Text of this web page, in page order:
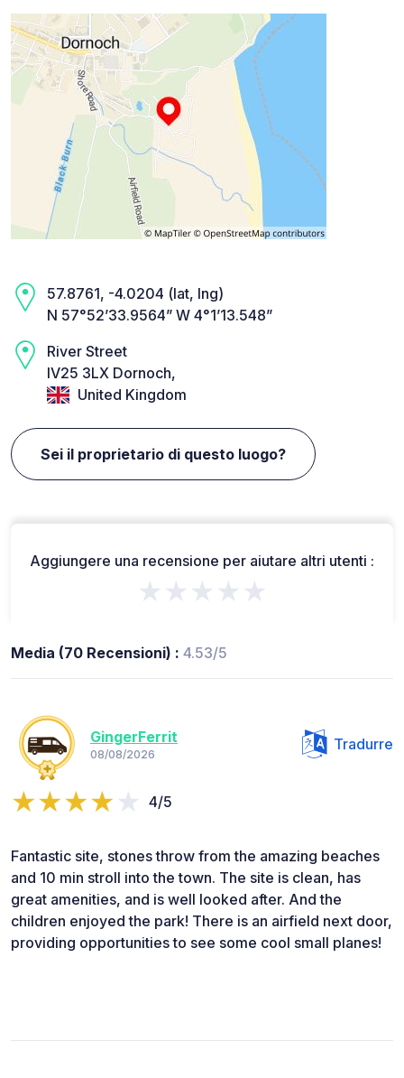
57.8761, -4.0204 (lat, lng)
N 57°52’33.9564” W 4°1’13.548”
River Street
IV25 3LX Dornoch,
United Kingdom
Sei il proprietario di questo luogo?
Aggiungere una recensione per aiutare altri utenti :
★★★★★
Media (70 Recensioni) : 4.53/5
GingerFerrit
08/08/2026
Tradurre
4/5
Fantastic site, stones throw from the amazing beaches
and 10 min stroll into the town. The site is clean, has
great amenities, and is well looked after. And the
children enjoyed the park! There is an airfield next door,
providing opportunities to see some cool small planes!